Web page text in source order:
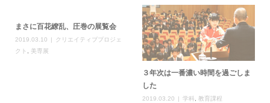
まさに百花繚乱、圧巻の展覧会
2019.03.10
クリエイティブプロジェ
クト
美専展
３年次は一番濃い時間を過ごしま
した
2019.03.20 学科,教育課程